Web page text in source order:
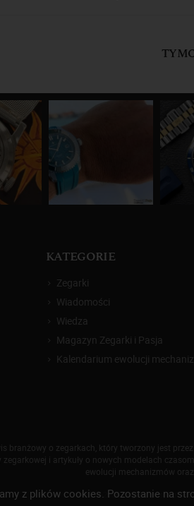
KATEGORIE
Zegarki
Wiadomości
Wiedza
Magazyn Zegarki i Pasja
Kalendarium ewolucji
branżowy o zegarkach, który tworzony jest
i artykuły o nowych modelach
ewolucji mechanizmów
© 2014- 2026 Zegarkiipasja.pl.
z plików cookies. Pozostanie na